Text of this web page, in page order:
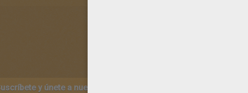
y únete a nuestro canal de vídeos para niños en Youtube: